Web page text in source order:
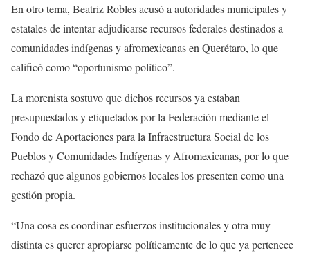
En otro tema, Beatriz Robles acusó a autoridades municipales y
estatales de intentar adjudicarse recursos federales destinados a
comunidades indígenas y afromexicanas en Querétaro, lo que
calificó como “oportunismo político”.
La morenista sostuvo que dichos recursos ya estaban
presupuestados y etiquetados por la Federación mediante el
Fondo de Aportaciones para la Infraestructura Social de los
Pueblos y Comunidades Indígenas y Afromexicanas, por lo que
rechazó que algunos gobiernos locales los presenten como una
gestión propia.
“Una cosa es coordinar esfuerzos institucionales y otra muy
distinta es querer apropiarse políticamente de lo que ya pertenece